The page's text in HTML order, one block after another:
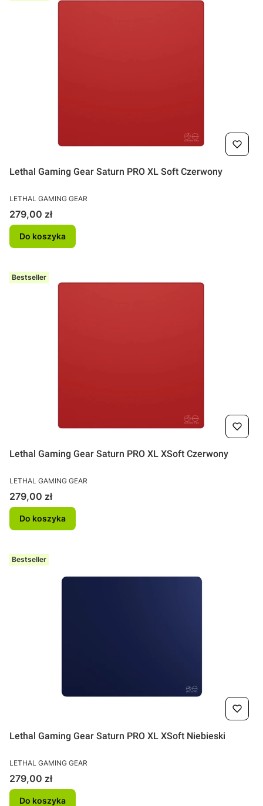
Lethal Gaming Gear Saturn PRO XL Soft Czerwony
PRODUCENT
LETHAL GAMING GEAR
Cena
279,00 zł
Do koszyka
Bestseller
Lethal Gaming Gear Saturn PRO XL XSoft Czerwony
PRODUCENT
LETHAL GAMING GEAR
Cena
279,00 zł
Do koszyka
Bestseller
Lethal Gaming Gear Saturn PRO XL XSoft Niebieski
PRODUCENT
LETHAL GAMING GEAR
Cena
279,00 zł
Do koszyka